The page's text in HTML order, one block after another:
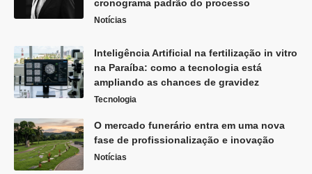
cronograma padrão do processo
Notícias
Inteligência Artificial na fertilização in vitro
na Paraíba: como a tecnologia está
ampliando as chances de gravidez
Tecnologia
O mercado funerário entra em uma nova
fase de profissionalização e inovação
Notícias